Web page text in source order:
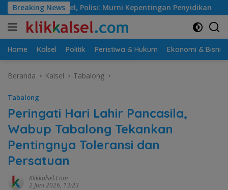
Langsung
ke
konten
Breaking News
Kepentingan Penyidikan Jalan Martapura Lama
Home Kalsel Politik Peristiwa & Hukum Ekonomi & Bisnis
Beranda Kalsel Tabalong
Tabalong
Peringati Hari Lahir Pancasila,
Wabup Tabalong Tekankan
Pentingnya Toleransi dan
Persatuan
Klikkalsel.com
2 Juni 2026, 13:23